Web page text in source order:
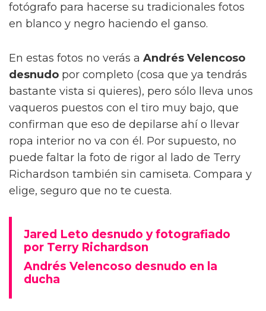
fotógrafo para hacerse su tradicionales fotos
en blanco y negro haciendo el ganso.
En estas fotos no verás a Andrés Velencoso
desnudo por completo (cosa que ya tendrás
bastante vista si quieres), pero sólo lleva unos
vaqueros puestos con el tiro muy bajo, que
confirman que eso de depilarse ahí o llevar
ropa interior no va con él. Por supuesto, no
puede faltar la foto de rigor al lado de Terry
Richardson también sin camiseta. Compara y
elige, seguro que no te cuesta.
Jared Leto desnudo y fotografiado
por Terry Richardson
Andrés Velencoso desnudo en la
ducha